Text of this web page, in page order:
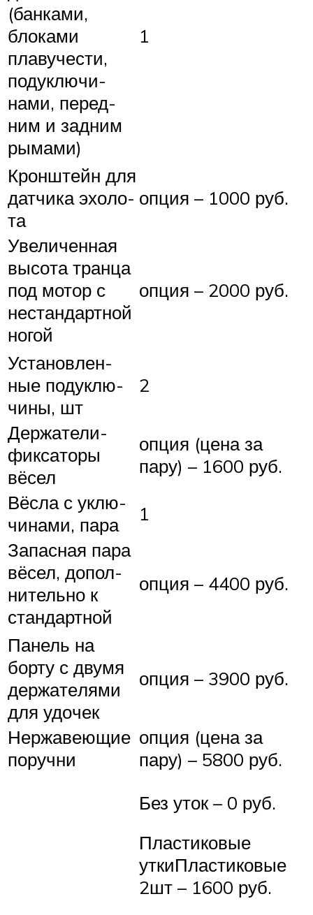
(банка­ми,
блока­ми
плаву­чести,
поду­клю­чи­
нами, перед­
ним и зад­ним
рыма­ми)
1
Крон­штейн для
датчи­ка эхо­ло­
та
опция – 1000 руб.
Увели­чен­ная
высо­та тран­ца
под мотор с
не­стан­дарт­ной
ногой
опция – 2000 руб.
Уста­нов­лен­
ные поду­клю­
чины, шт
2
Держа­тели-
фикса­торы
вёсел
опция (цена за
пару) – 1600 руб.
Вёсла с уклю­
чи­на­ми, пара
1
Запас­ная пара
вёсел, допол­
ни­тель­но к
стан­дарт­ной
опция – 4400 руб.
Панель на
борту с двумя
держа­те­лями
для удо­чек
опция – 3900 руб.
Нержа­вею­щие
по­руч­ни
опция (цена за
пару) – 5800 руб.
Без уток – 0 руб.
Пластиковые
уткиПластиковые
2шт – 1600 руб.